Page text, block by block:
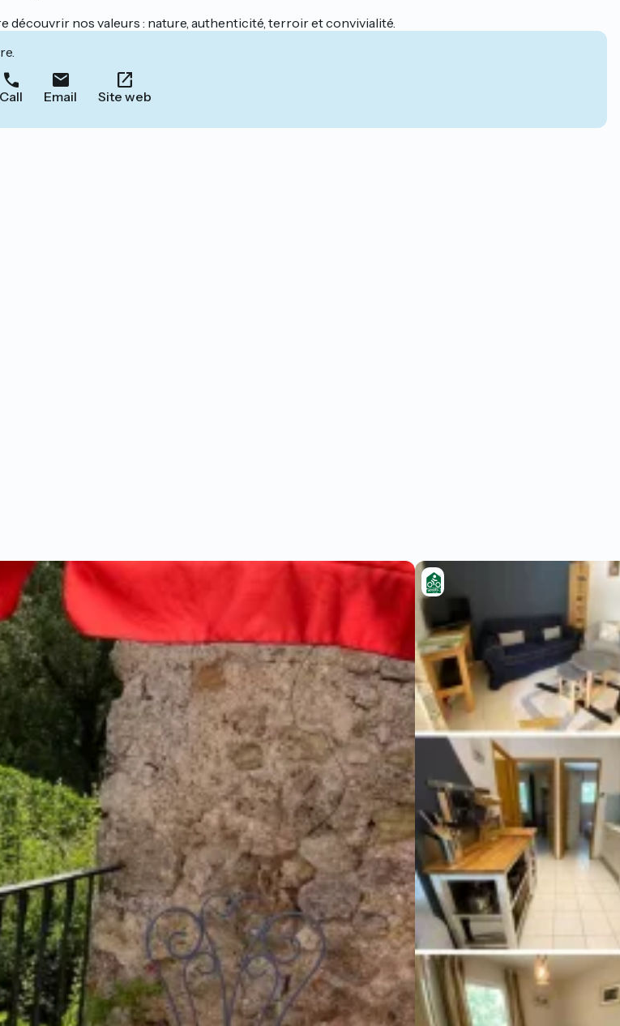
découvrir nos valeurs : nature, authenticité, terroir et convivialité.
Call Email Site web